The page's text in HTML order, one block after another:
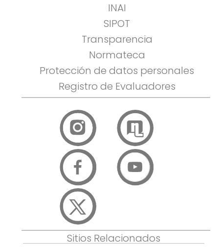
INAI
SIPOT
Transparencia
Normateca
Protección de datos personales
Registro de Evaluadores
Sitios Relacionados